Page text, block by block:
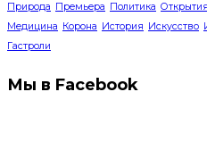
Природа Премьера Политика Открытия
Медицина Корона История Искусство
Гастроли
Мы в Facebook